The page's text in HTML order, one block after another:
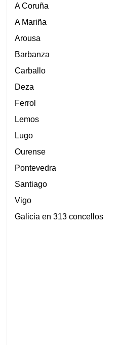
A Coruña
A Mariña
Arousa
Barbanza
Carballo
Deza
Ferrol
Lemos
Lugo
Ourense
Pontevedra
Santiago
Vigo
Galicia en 313 concellos